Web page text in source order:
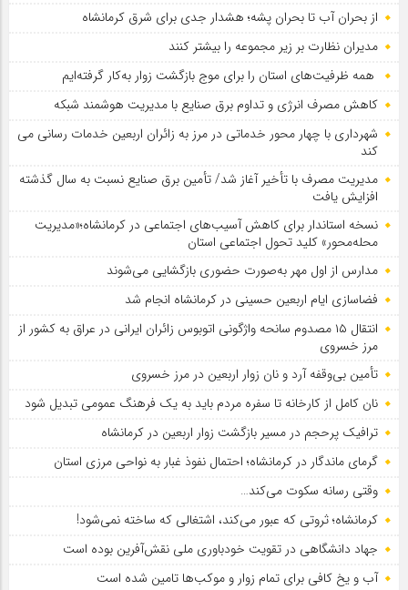
از بحران آب تا بحران پشه؛ هشدار جدی برای شرق کرمانشاه
مدیران نظارت بر زیر مجموعه را بیشتر کنند
همه ظرفیت‌های استان را برای موج بازگشت زوار به‌کار گرفته‌ایم
کاهش مصرف انرژی و تداوم برق صنایع با مدیریت هوشمند شبکه
شهرداری با چهار محور خدماتی در مرز به زائران اربعین خدمات رسانی می
کند
مدیریت مصرف با تأخیر آغاز شد/ تأمین برق صنایع نسبت به سال گذشته
افزایش یافت
نسخه استاندار برای کاهش آسیب‌های اجتماعی در کرمانشاه؛«مدیریت
محله‌محور» کلید تحول اجتماعی استان
مدارس از اول مهر به‌صورت حضوری بازگشایی می‌شوند
فضاسازی ایام اربعین حسینی در کرمانشاه انجام شد
انتقال ۱۵ مصدوم سانحه واژگونی اتوبوس زائران ایرانی در عراق به کشور از
مرز خسروی
تأمین بی‌وقفه آرد و نان زوار اربعین در مرز خسروی
نان کامل از کارخانه تا سفره مردم باید به یک فرهنگ عمومی تبدیل شود
ترافیک پرحجم در مسیر بازگشت زوار اربعین در کرمانشاه
گرمای ماندگار در کرمانشاه؛ احتمال نفوذ غبار به نواحی مرزی استان
وقتی رسانه سکوت می‌کند…
کرمانشاه؛ ثروتی که عبور می‌کند، اشتغالی که ساخته نمی‌شود!
جهاد دانشگاهی در تقویت خودباوری ملی نقش‌آفرین بوده است
آب و یخ کافی برای تمام زوار و موکب‌ها تامین شده است